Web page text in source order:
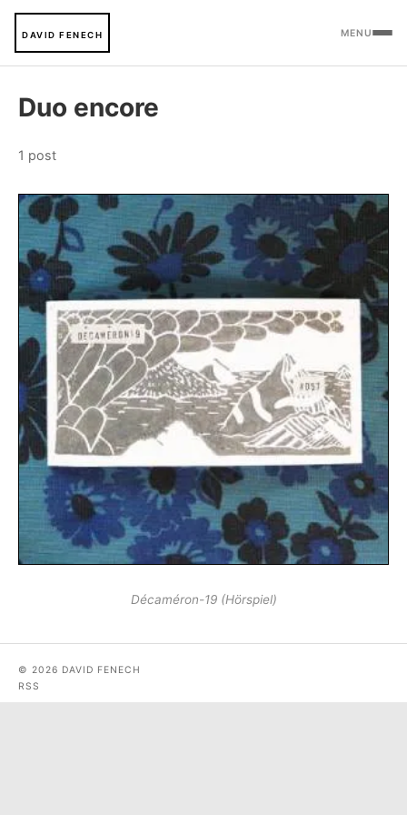
DAVID FENECH MENU
Duo encore
1 post
Décaméron-19 (Hörspiel)
© 2026 DAVID FENECH
RSS